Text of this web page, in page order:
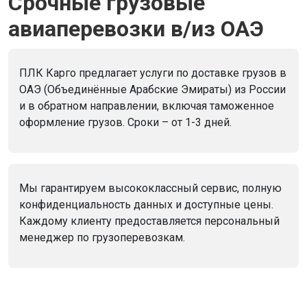
авиаперевозки в/из ОАЭ
ПЛК Карго предлагает услуги по доставке грузов в
ОАЭ (Объединённые Арабские Эмираты) из России
и в обратном направлении, включая таможенное
оформление грузов. Сроки – от 1-3 дней.
Мы гарантируем высококлассный сервис, полную
конфиденциальность данных и доступные цены.
Каждому клиенту предоставляется персональный
менеджер по грузоперевозкам.